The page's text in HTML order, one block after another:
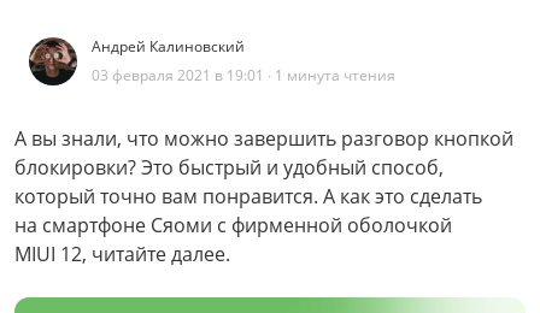
Андрей Калиновский
03 февраля 2021 в 19:01 ∙ 1 минута чтения
А вы знали, что можно завершить разговор кнопкой
блокировки? Это быстрый и удобный способ,
который точно вам понравится. А как это сделать
на смартфоне Сяоми с фирменной оболочкой
MIUI 12, читайте далее.